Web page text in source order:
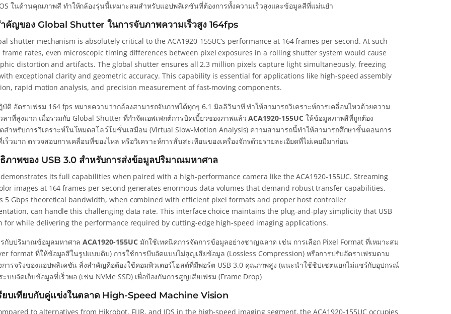
ในด้านคุณภาพสี ทำให้กล้องรุ่นนี้เหมาะสมสำหรับแอปพลิเคชันที่ต้องการทั้งความเร็วสูงและข้อมูลสีที่แม่นยำ
คัญของ Global Shutter ในการจับภาพความเร็วสูง 164fps
shutter mechanism is absolutely critical to the ACA1920-155UC’s performance at 164 frames per second. At such
frame rates, even microscopic timing differences between pixel exposures in a rolling shutter system would cause
distortion and artifacts. The global shutter ensures all 2.3 million pixels capture light simultaneously, freezing
exceptional clarity and geometric accuracy. This capability is essential for applications like high-speed assembly
rapid motion analysis, and precision measurement of fast-moving components.
บัติ อัตราเฟรม 164 fps หมายความว่ากล้องสามารถจับภาพได้ทุกๆ 6.1 มิลลิวินาที ทำให้สามารถวิเคราะห์การเคลื่อนไหวด้วยความ
วลาที่สูงมาก เมื่อรวมกับ Global Shutter ที่กำจัดเอฟเฟกต์การบิดเบี้ยวของภาพแล้วACA1920-155UCให้ข้อมูลภาพสีที่ถูกต้อง
สำหรับการวิเคราะห์ในโหมดสโลว์โมชั่นเสมือน (Virtual Slow-Motion Analysis) ความสามารถนี้ทำให้สามารถศึกษาขั้นตอนการ
ร็วมาก ตรวจสอบการเคลื่อนที่ของไหล หรือวิเคราะห์การสั่นสะเทือนของเครื่องจักรด้วยรายละเอียดที่ไม่เคยมีมาก่อน
ภาพของ USB 3.0 สำหรับการส่งข้อมูลปริมาณมหาศาล
demonstrates its full capabilities when paired with a high-performance camera like the ACA1920-155UC. Streaming
images at 164 frames per second generates enormous data volumes that demand robust transfer capabilities.
5 Gbps theoretical bandwidth, when combined with efficient pixel formats and proper host controller
can handle this challenging data rate. This interface choice maintains the plug-and-play simplicity that USB
for while delivering the performance required by cutting-edge high-speed imaging applications.
รกับปริมาณข้อมูลมหาศาลACA1920-155UCมักใช้เทคนิคการจัดการข้อมูลอย่างชาญฉลาด เช่น การเลือก Pixel Format ที่เหมาะสม
format ที่ให้ข้อมูลสีในรูปแบบดิบ) การใช้การบีบอัดแบบไม่สูญเสียข้อมูล (Lossless Compression) หรือการปรับอัตราเฟรมตาม
การจริงของแอปพลิเคชัน สิ่งสำคัญคือต้องใช้คอมพิวเตอร์โฮสต์ที่มีพอร์ต USB 3.0 คุณภาพสูง (แนะนำใช้ชิปเซตแยกไม่แชร์กับอุปกรณ์
บบจัดเก็บข้อมูลที่เร็วพอ (เช่น NVMe SSD) เพื่อป้องกันการสูญเสียเฟรม (Frame Drop)
ยบเทียบกับคู่แข่งในตลาด High-Speed Machine Vision
to alternatives from Hikrobot, FLIR, and IDS in the high-speed imaging segment, the ACA1920-155UC occupies